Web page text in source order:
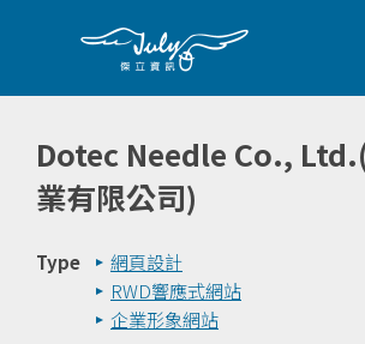
Dotec Needle Co.,
業有限公司)
Type
網頁設計
RWD響應式網站
企業形象網站